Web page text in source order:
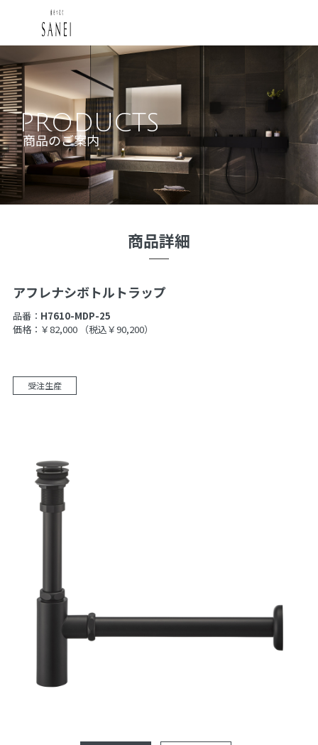
PRODUCTS
商品のご案内
商品詳細
アフレナシボトルトラップ
品番： H7610-MDP-25
価格：￥82,000
（税込￥90,200）
受注生産